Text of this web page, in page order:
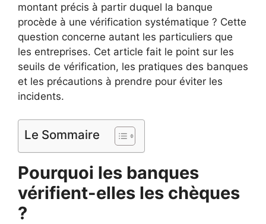
montant précis à partir duquel la banque
procède à une vérification systématique ? Cette
question concerne autant les particuliers que
les entreprises. Cet article fait le point sur les
seuils de vérification, les pratiques des banques
et les précautions à prendre pour éviter les
incidents.
Le Sommaire
Pourquoi les banques
vérifient-elles les chèques
?